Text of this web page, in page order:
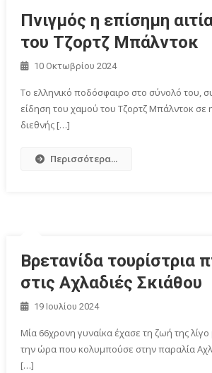
Πνιγμός η επίσημη
του Τζορτζ Μπάλντοκ
10 Οκτωβρίου 2024
Το ελληνικό ποδόσφαιρο στο σύνολό του,
είδηση του χαμού του Τζορτζ Μπάλντοκ σε
διεθνής […]
Περισσότερα...
Βρετανίδα τουρίστρια
στις Αχλαδιές Σκιάθου
19 Ιουλίου 2024
Μία 66χρονη γυναίκα έχασε τη ζωή της
την ώρα που κολυμπούσε στην παραλία
[…]